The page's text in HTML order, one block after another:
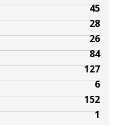
45
28
26
84
127
6
152
1